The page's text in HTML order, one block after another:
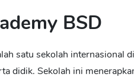
BSD
satu sekolah internasional
didik. Sekolah ini